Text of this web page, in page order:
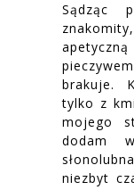
Sądząc
brakuje.
tylko z
mojego
dodam
niezbyt